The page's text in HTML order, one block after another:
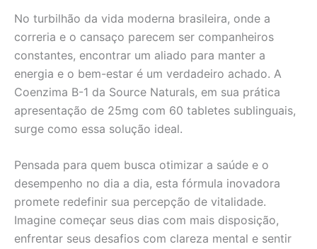
Brasil
quantidade
No turbilhão da vida moderna brasileira, onde a
correria e o cansaço parecem ser companheiros
constantes, encontrar um aliado para manter a
energia e o bem-estar é um verdadeiro achado. A
Coenzima B-1 da Source Naturals, em sua prática
apresentação de 25mg com 60 tabletes sublinguais,
surge como essa solução ideal.
Pensada para quem busca otimizar a saúde e o
desempenho no dia a dia, esta fórmula inovadora
promete redefinir sua percepção de vitalidade.
Imagine começar seus dias com mais disposição,
enfrentar seus desafios com clareza mental e sentir